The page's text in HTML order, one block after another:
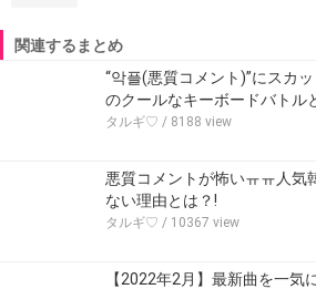
関連するまとめ
“악플(悪質コメント)”にスカ
のクールなキーボードバトル
タルギ♡ / 8188 view
悪質コメントが怖いㅠㅠ人
ない理由とは？!
タルギ♡ / 10367 view
【2022年2月】最新曲を一気